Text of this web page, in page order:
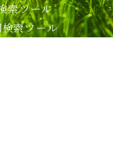
索ツール
索ツール